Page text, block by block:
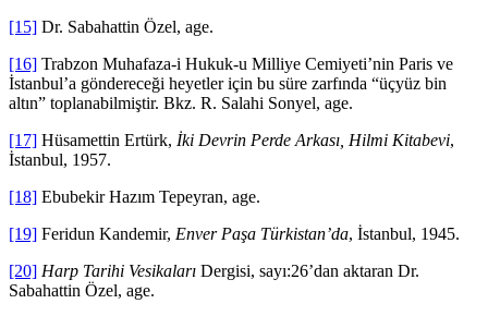
[15] Dr. Sabahattin Özel, age.
[16] Trabzon Muhafaza-i Hukuk-u Milliye Cemiyeti’nin Paris ve
İstanbul’a göndereceği heyetler için bu süre zarfında “üçyüz bin
altın” toplanabilmiştir. Bkz. R. Salahi Sonyel, age.
[17] Hüsamettin Ertürk, İki Devrin Perde Arkası, Hilmi Kitabevi,
İstanbul, 1957.
[18] Ebubekir Hazım Tepeyran, age.
[19] Feridun Kandemir, Enver Paşa Türkistan’da, İstanbul, 1945.
[20] Harp Tarihi Vesikaları Dergisi, sayı:26’dan aktaran Dr.
Sabahattin Özel, age.